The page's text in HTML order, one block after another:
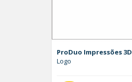
ProDuo Impressões 3D
Logo